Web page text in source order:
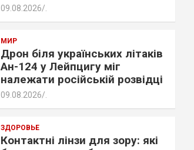
09.08.2026
МИР
Дрон біля українських літаків
Ан-124 у Лейпцигу міг
належати російській розвідці
09.08.2026
ЗДОРОВЬЕ
Контактні лінзи для зору: які